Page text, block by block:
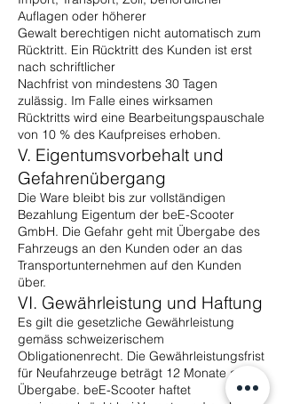
Auflagen oder höherer
Gewalt berechtigen nicht automatisch zum
Rücktritt. Ein Rücktritt des Kunden ist erst
nach schriftlicher
Nachfrist von mindestens 30 Tagen
zulässig. Im Falle eines wirksamen
Rücktritts wird eine Bearbeitungspauschale
von 10 % des Kaufpreises erhoben.
V. Eigentumsvorbehalt und
Gefahrenübergang
Die Ware bleibt bis zur vollständigen
Bezahlung Eigentum der beE-Scooter
GmbH. Die Gefahr geht mit Übergabe des
Fahrzeugs an den Kunden oder an das
Transportunternehmen auf den Kunden
über.
VI. Gewährleistung und Haftung
Es gilt die gesetzliche Gewährleistung
gemäss schweizerischem
Obligationenrecht. Die Gewährleistungsfrist
für Neufahrzeuge beträgt 12 Monate ab
Übergabe. beE-Scooter haftet